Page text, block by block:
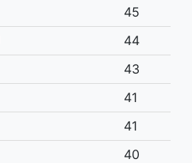
45
44
43
41
41
40